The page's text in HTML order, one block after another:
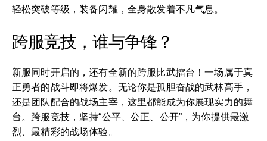
轻松突破等级，装备闪耀，全身散发着不凡气息。
跨服竞技，谁与争锋？
新服同时开启的，还有全新的跨服比武擂台！一场属于真
正勇者的战斗即将爆发。无论你是孤胆奋战的武林高手，
还是团队配合的战场主宰，这里都能成为你展现实力的舞
台。跨服竞技，坚持“公平、公正、公开”，为你提供最激
烈、最精彩的战场体验。